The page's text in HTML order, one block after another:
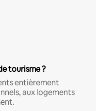
tourisme ?
entièrement
aux logements